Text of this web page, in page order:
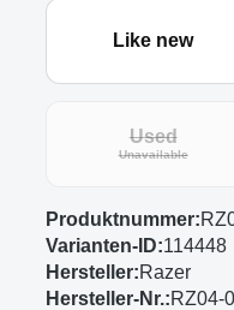
Like new
Used
Unavailable
(This
Produktnummer:
Varianten-ID:114448
Hersteller:Razer
Hersteller-Nr.:RZ04-